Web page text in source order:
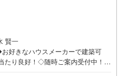
賢一
好きなハウスメーカーで建築可
たり良好！◇随時ご案内受付中！◆